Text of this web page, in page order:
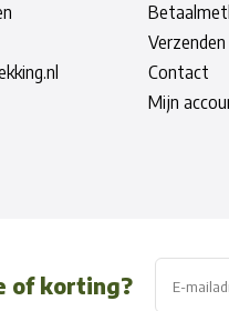
Contact
Mijn
of korting?